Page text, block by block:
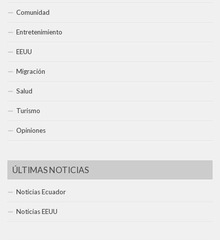
Comunidad
Entretenimiento
EEUU
Migración
Salud
Turismo
Opiniones
ÚLTIMAS NOTICIAS
Noticias Ecuador
Noticias EEUU